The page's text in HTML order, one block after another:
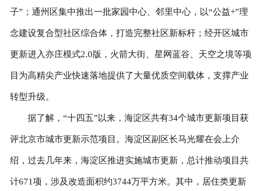
子”；通州区集中推出一批家园中心、邻里中心，以“公益+”理
念建设复合型社区综合体，打造完整社区新标杆；经开区城市
更新进入亦庄模式2.0版，火箭大街、星网蓝谷、天空之境等项
目为高精尖产业快速落地提供了大量优质空间载体，支撑产业
转型升级。
据了解，“十四五”以来，海淀区共有34个城市更新项目获
评北京市城市更新示范项目。海淀区副区长马光耀在会上介
绍，过去几年来，海淀区推进实施城市更新，总计推动项目共
计671项，涉及改造面积约3744万平方米。其中，居住类更新